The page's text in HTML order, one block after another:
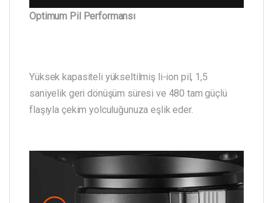
Optimum Pil Performansı
Yüksek kapasiteli yükseltilmiş li-ion pil, 1,5
saniyelik geri dönüşüm süresi ve 480 tam güçlü
flaşıyla çekim yolculuğunuza eşlik eder.